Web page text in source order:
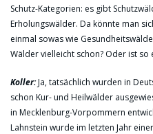
Schutz-Kategorien: es gibt
Erholungswälder. Da könnte man
einmal sowas wie
Wälder vielleicht schon? Oder ist so
Koller:Ja, tatsächlich wurden in
schon Kur- und Heilwälder
in Mecklenburg-Vorpommern
Lahnstein wurde im letzten Jahr